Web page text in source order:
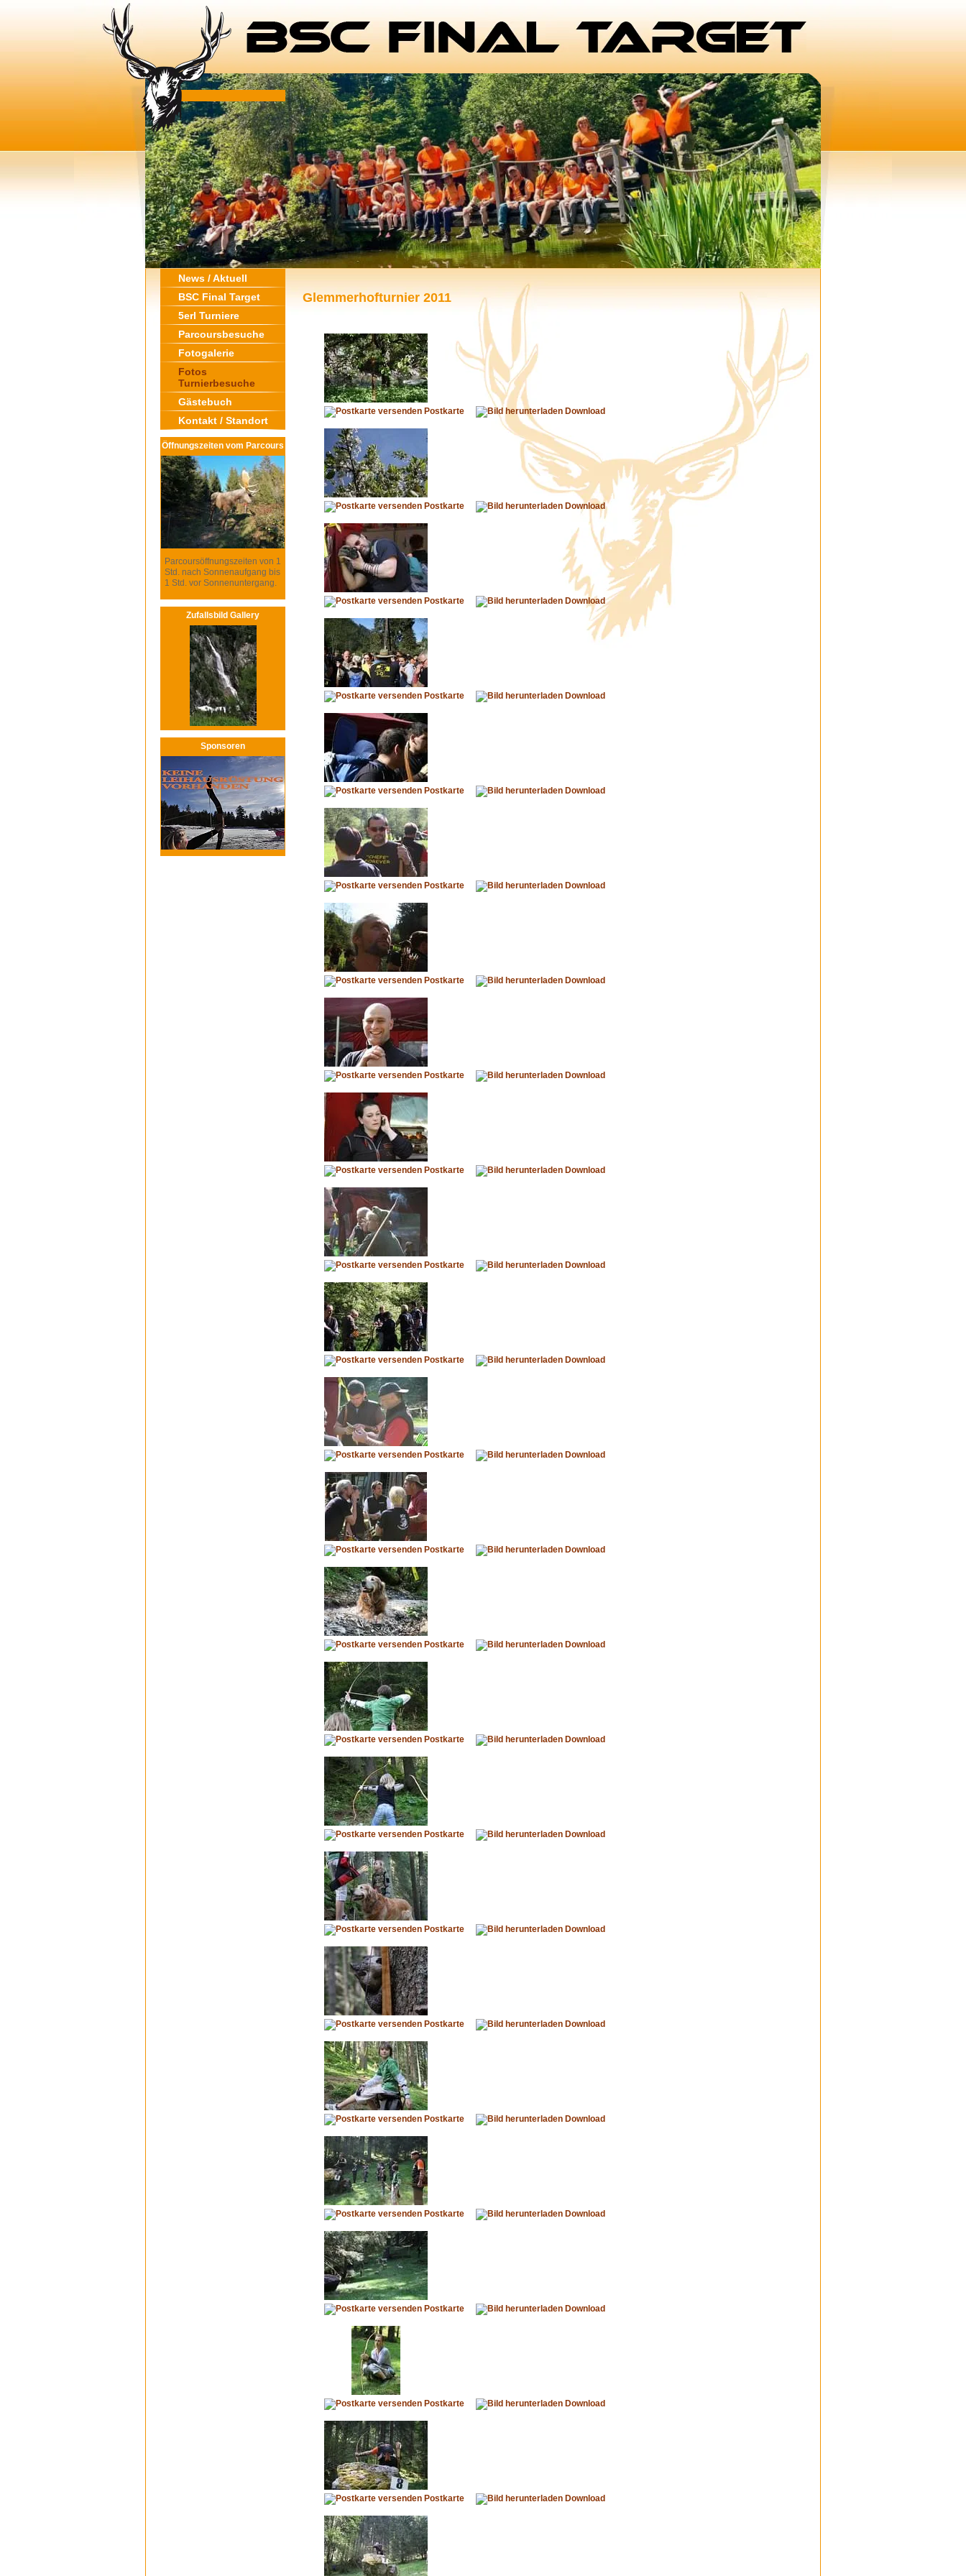
News / Aktuell
BSC Final Target
5erl Turniere
Parcoursbesuche
Fotogalerie
Fotos
Turnierbesuche
Gästebuch
Kontakt / Standort
Öffnungszeiten vom Parcours
Parcoursöffnungszeiten von 1
Std. nach Sonnenaufgang bis
1 Std. vor Sonnenuntergang.
Zufallsbild Gallery
Sponsoren
Glemmerhofturnier 2011
Postkarte Download
Postkarte Download
Postkarte Download
Postkarte Download
Postkarte Download
Postkarte Download
Postkarte Download
Postkarte Download
Postkarte Download
Postkarte Download
Postkarte Download
Postkarte Download
Postkarte Download
Postkarte Download
Postkarte Download
Postkarte Download
Postkarte Download
Postkarte Download
Postkarte Download
Postkarte Download
Postkarte Download
Postkarte Download
Postkarte Download